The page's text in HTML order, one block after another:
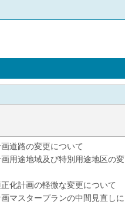
道路の変更について
用途地域及び特別用途地区の変
化計画の軽微な変更について
マスタープランの中間見直しに